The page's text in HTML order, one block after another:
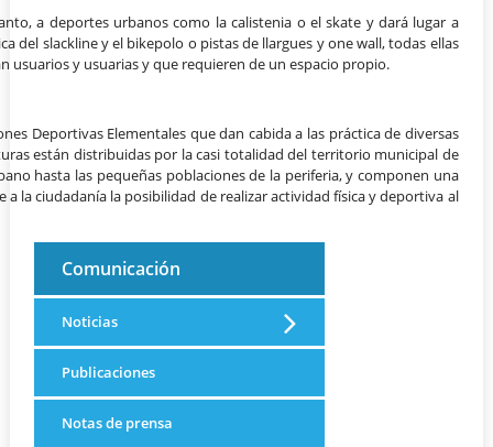
a deportes urbanos como la calistenia o el skate y dará lugar a
del slackline y el bikepolo o pistas de llargues y one wall, todas ellas
usuarios y usuarias y que requieren de un espacio propio.
Deportivas Elementales que dan cabida a las práctica de diversas
están distribuidas por la casi totalidad del territorio municipal de
hasta las pequeñas poblaciones de la periferia, y componen una
la ciudadanía la posibilidad de realizar actividad física y deportiva al
Comunicación
Noticias
Publicaciones
Notas de prensa